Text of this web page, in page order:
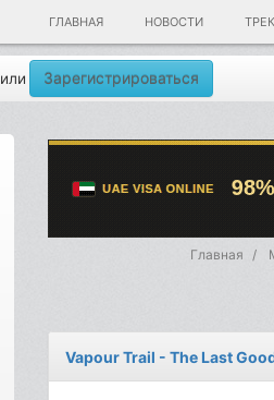
ГЛАВНАЯ НОВОСТИ
или Зарегистрироваться
Главная
Vapour Trail - The Last